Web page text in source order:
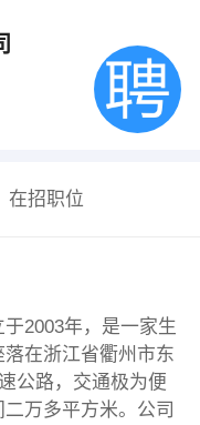
在招职位
2003年，是一家生
在浙江省衢州市东
公路，交通极为便
万多平方米。公司